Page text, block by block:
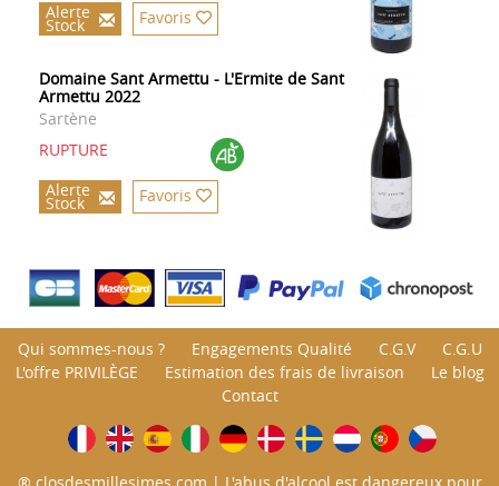
Alerte
Stock Favoris
Domaine Sant Armettu - L'Ermite de Sant
Armettu 2022
Sartène
RUPTURE
Alerte
Stock Favoris
Qui sommes-nous ? Engagements Qualité C.G.V
C.G.U
L'offre PRIVILÈGE
Estimation des frais de livraison
Le blog
Contact